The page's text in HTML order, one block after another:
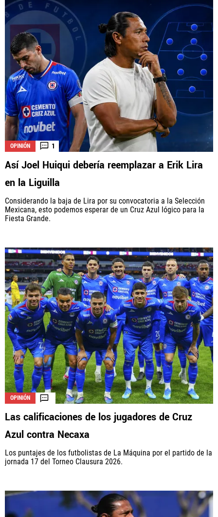
OPINIÓN 1
Así Joel Huiqui debería reemplazar a Erik Lira
en la Liguilla
Considerando la baja de Lira por su convocatoria a la Selección
Mexicana, esto podemos esperar de un Cruz Azul lógico para la
Fiesta Grande.
OPINIÓN
Las calificaciones de los jugadores de Cruz
Azul contra Necaxa
Los puntajes de los futbolistas de La Máquina por el partido de la
jornada 17 del Torneo Clausura 2026.